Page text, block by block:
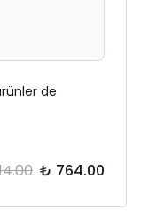
de
₺ 764.00